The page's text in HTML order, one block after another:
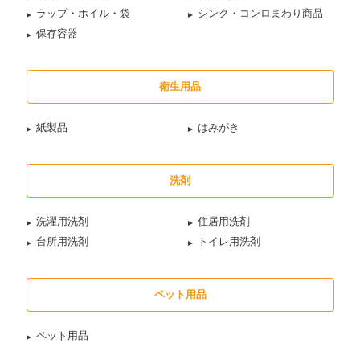
ラップ・ホイル・袋
シンク・コンロまわり商品
保存容器
衛生用品
紙製品 はみがき
洗剤
洗濯用洗剤
住居用洗剤
台所用洗剤
トイレ用洗剤
ペット用品
ペット用品